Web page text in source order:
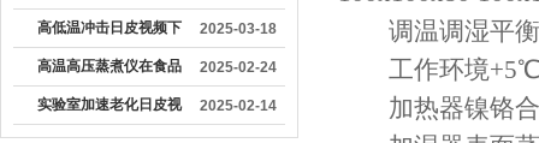
领域及设计特点
高低温冲击日皮视频下
载操作方法
2025-03-18
高温高压蒸煮仪在食品
加工行业中具有重要作
用
2025-02-24
实验室加速老化日皮视 2025-02-14
调温调湿平衡
工作环境
加热器镍铬合